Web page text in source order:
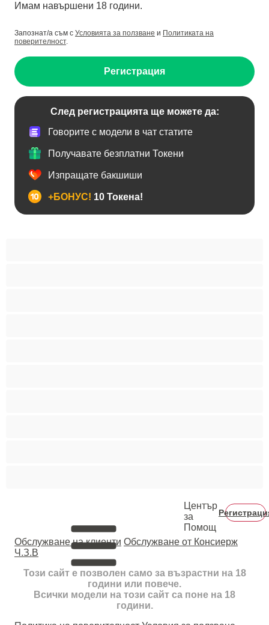
Имам навършени 18 години.
Запознат/а съм с Условията за ползване и Политиката на
поверителност.
Регистрация
След регистрацията ще можете да:
Говорите с модели в чат статите
Получавате безплатни Токени
Изпращате бакшиши
+БОНУС! 10 Токена!
Център
за
Помощ
Oбслужване на клиенти Обслужване от Консиерж
Ч.З.В
Този сайт е позволен само за възрастни на 18
години или повече.
Всички модели на този сайт са поне на 18
години.